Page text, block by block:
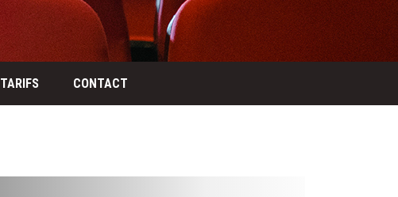
TARIFS CONTACT